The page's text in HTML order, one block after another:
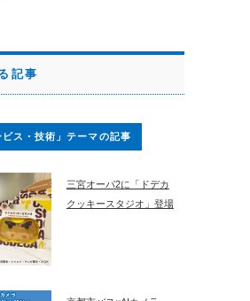
記事
ビス・技術」テーマの記事
三宮オーパ2に「ドデカ
クッキースタジオ」登場